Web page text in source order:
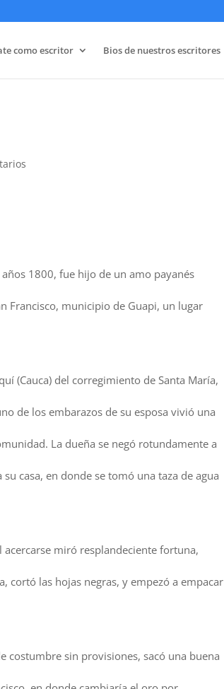
como escritor Bios de nuestros escritores
1800, fue hijo de un amo payanés
Francisco, municipio de Guapi, un lugar
(Cauca) del corregimiento de Santa María,
de los embarazos de su esposa vivió una
La dueña se negó rotundamente a
casa, en donde se tomó una taza de agua
miró resplandeciente fortuna,
las hojas negras, y empezó a empacar
costumbre sin provisiones, sacó una buena